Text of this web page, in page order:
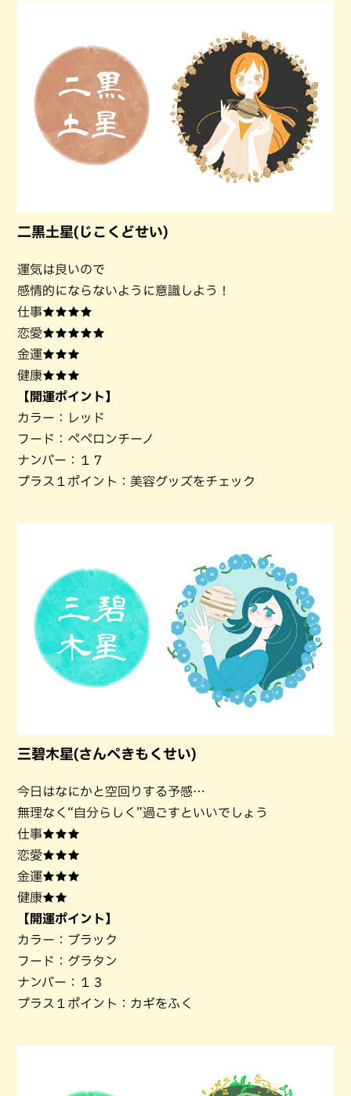
二黒土星(じこくどせい)
運気は良いので
感情的にならないように意識しよう！
仕事★★★★
恋愛★★★★★
金運★★★
健康★★★
【開運ポイント】
カラー：レッド
フード：ペペロンチーノ
ナンバー：１７
プラス１ポイント：美容グッズをチェック
三碧木星(さんぺきもくせい)
今日はなにかと空回りする予感…
無理なく“自分らしく”過ごすといいでしょう
仕事★★★
恋愛★★★
金運★★★
健康★★
【開運ポイント】
カラー：ブラック
フード：グラタン
ナンバー：１３
プラス１ポイント：カギをふく